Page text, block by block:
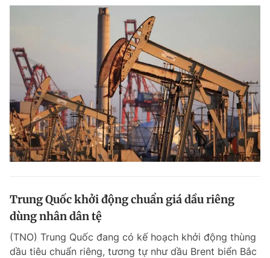
Trung Quốc khởi động chuẩn giá dầu riêng
dùng nhân dân tệ
(TNO) Trung Quốc đang có kế hoạch khởi động thùng
dầu tiêu chuẩn riêng, tương tự như dầu Brent biển Bắc